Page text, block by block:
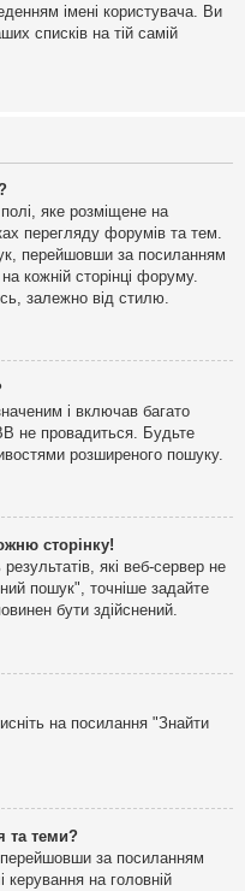
імені користувача. Ви
списків на тій самій
яке розміщене на
перегляду форумів та тем.
перейшовши за посиланням
кожній сторінці форуму.
залежно від стилю.
і включав багато
не провадиться. Будьте
розширеного пошуку.
сторінку!
які веб-сервер не
пошук", точніше задайте
бути здійснений.
на посилання "Знайти
та теми?
за посиланням
на головній